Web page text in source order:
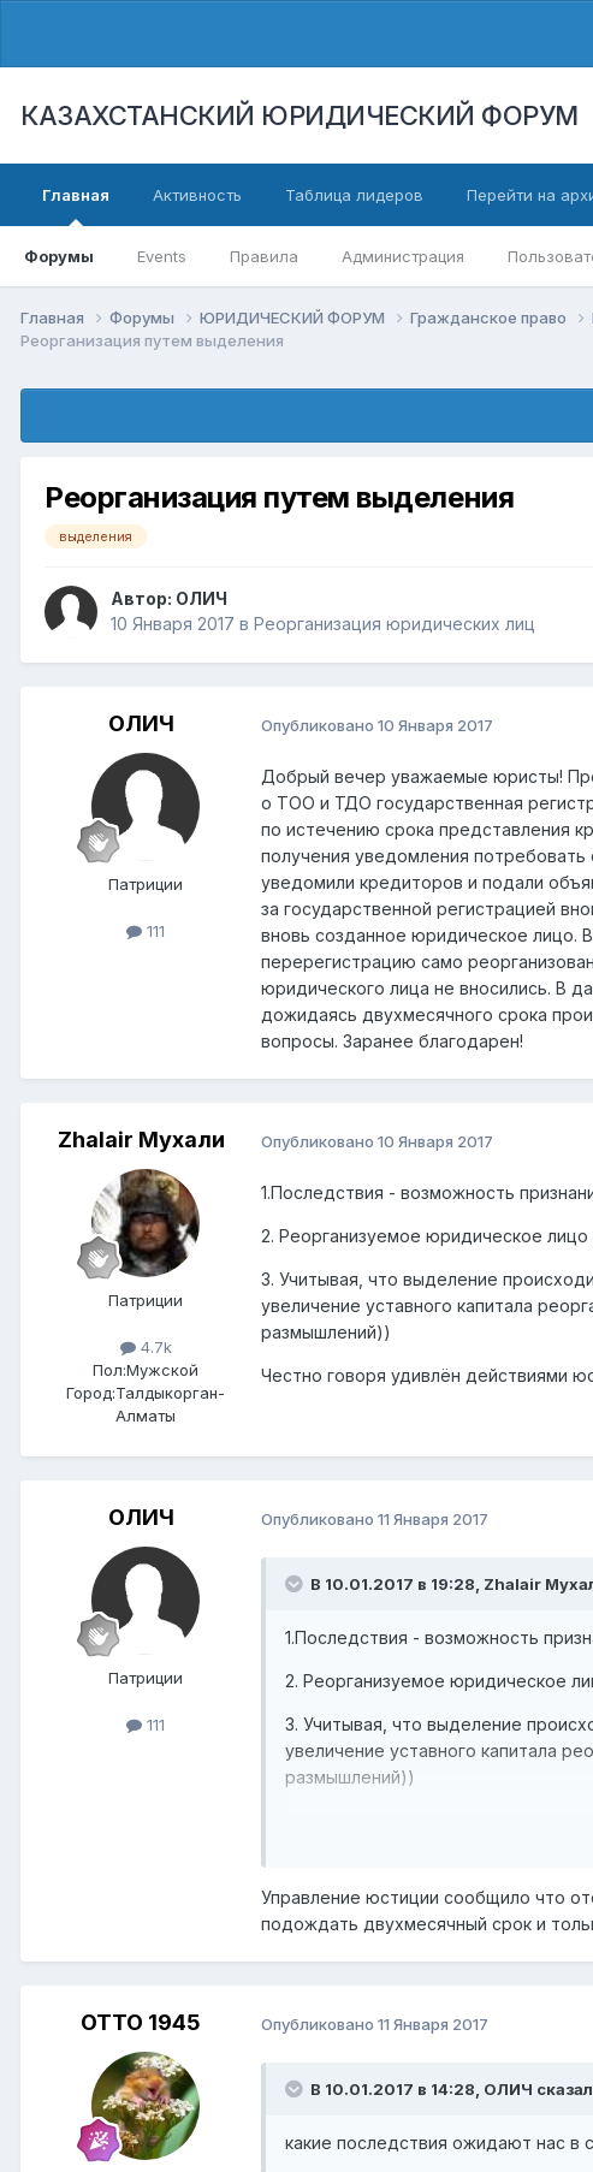
КАЗАХСТАНСКИЙ ЮРИДИЧЕСКИЙ ФОРУМ
Главная
Форумы Events Правила Администрация
Активность Таблица лидеров Перейти на
Главная Форумы ЮРИДИЧЕСКИЙ ФОРУМ Гражданское право
Реорганизация путем выделения
Реорганизация путем выделения
выделения
Автор: ОЛИЧ
10 Января 2017 в Реорганизация юридических лиц
ОЛИЧ
Патриции
111
Опубликовано 10 Января 2017
Добрый вечер уважаемые юристы!
о ТОО и ТДО государственная
по истечению срока представления
получения уведомления
уведомили кредиторов и подали
за государственной регистрацией
вновь созданное юридическое лицо.
перерегистрацию само
юридического лица не вносились. В
дожидаясь двухмесячного срока
вопросы. Заранее благодарен!
Zhalair Мухали
Патриции
4.7k
Пол:Мужской
Город:Талдыкорган-
Алматы
Опубликовано 10 Января 2017
1.Последствия - возможность
2. Реорганизуемое юридическое
3. Учитывая, что выделение
увеличение уставного капитала
размышлений))
Честно говоря удивлён действиями
ОЛИЧ
Патриции
111
Опубликовано 11 Января 2017
В 10.01.2017 в 19:28, Zhalair
1.Последствия - возможность
2. Реорганизуемое юридическое
3. Учитывая, что выделение
увеличение уставного капитала
размышлений))
Управление юстиции сообщило что
подождать двухмесячный срок и
ОТТО 1945 Опубликовано 11 Января 2017
В 10.01.2017 в 14:28, ОЛИЧ
какие последствия ожидают нас в